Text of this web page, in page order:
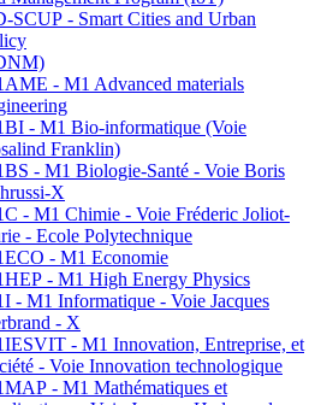
SCUP - Smart Cities and Urban
- M1 Advanced materials
- M1 Bio-informatique (Voie
Franklin)
- M1 Biologie-Santé - Voie Boris
X
- M1 Chimie - Voie Fréderic Joliot-
- Ecole Polytechnique
- M1 Economie
- M1 High Energy Physics
- M1 Informatique - Voie Jacques
- X
- M1 Innovation, Entreprise, et
- Voie Innovation technologique
- M1 Mathématiques et